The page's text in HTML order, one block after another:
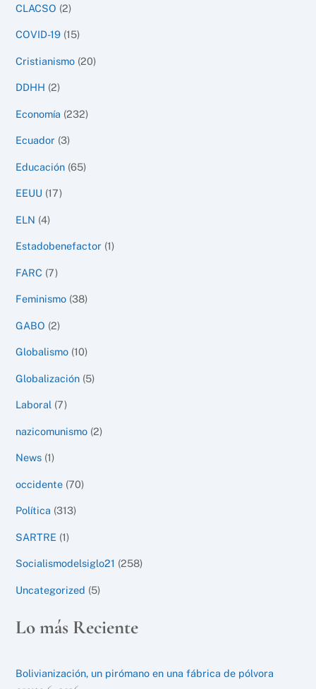
CLACSO (2)
COVID-19 (15)
Cristianismo (20)
DDHH (2)
Economía (232)
Ecuador (3)
Educación (65)
EEUU (17)
ELN (4)
Estadobenefactor (1)
FARC (7)
Feminismo (38)
GABO (2)
Globalismo (10)
Globalización (5)
Laboral (7)
nazicomunismo (2)
News (1)
occidente (70)
Política (313)
SARTRE (1)
Socialismodelsiglo21 (258)
Uncategorized (5)
Lo más Reciente
Bolivianización, un pirómano en una fábrica de pólvora